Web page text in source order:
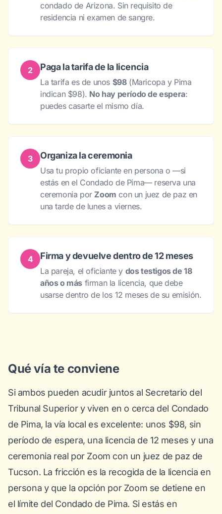
condado de Arizona. Sin requisito de
residencia ni examen de sangre.
2 Paga la tarifa de la licencia
La tarifa es de unos $98(Maricopa y Pima
indican $98). No hay período de espera:
puedes casarte el mismo día.
3 Organiza la ceremonia
Usa tu propio oficiante en persona o —si
estás en el Condado de Pima— reserva una
ceremonia por Zoom con un juez de paz en
una tarde de lunes a viernes.
4 Firma y devuelve dentro de 12 meses
La pareja, el oficiante y dos testigos de 18
años o más firman la licencia, que debe
usarse dentro de los 12 meses de su emisión.
Qué vía te conviene
Si ambos pueden acudir juntos al Secretario del
Tribunal Superior y viven en o cerca del Condado
de Pima, la vía local es excelente: unos $98, sin
período de espera, una licencia de 12 meses y una
ceremonia real por Zoom con un juez de paz de
Tucson. La fricción es la recogida de la licencia en
persona y que la opción por Zoom se detiene en
el límite del Condado de Pima. Si estás en